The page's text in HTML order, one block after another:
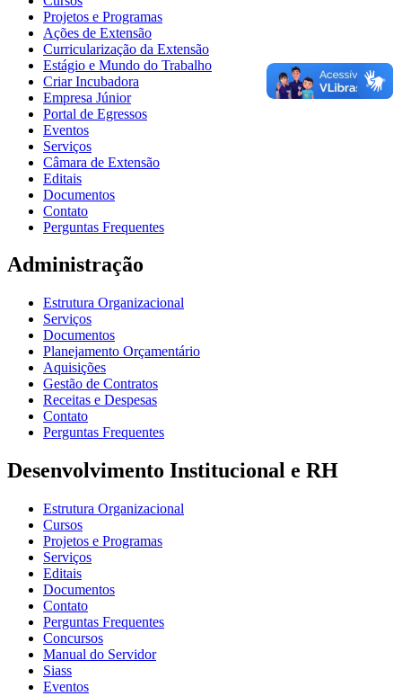
Projetos e Programas
Ações de Extensão
Curricularização da Extensão
Estágio e Mundo do Trabalho
Criar Incubadora
Empresa Júnior
Portal de Egressos
Eventos
Serviços
Câmara de Extensão
Editais
Documentos
Contato
Perguntas Frequentes
Administração
Estrutura Organizacional
Serviços
Documentos
Planejamento Orçamentário
Aquisições
Gestão de Contratos
Receitas e Despesas
Contato
Perguntas Frequentes
Desenvolvimento Institucional e RH
Estrutura Organizacional
Cursos
Projetos e Programas
Serviços
Editais
Documentos
Contato
Perguntas Frequentes
Concursos
Manual do Servidor
Siass
Eventos